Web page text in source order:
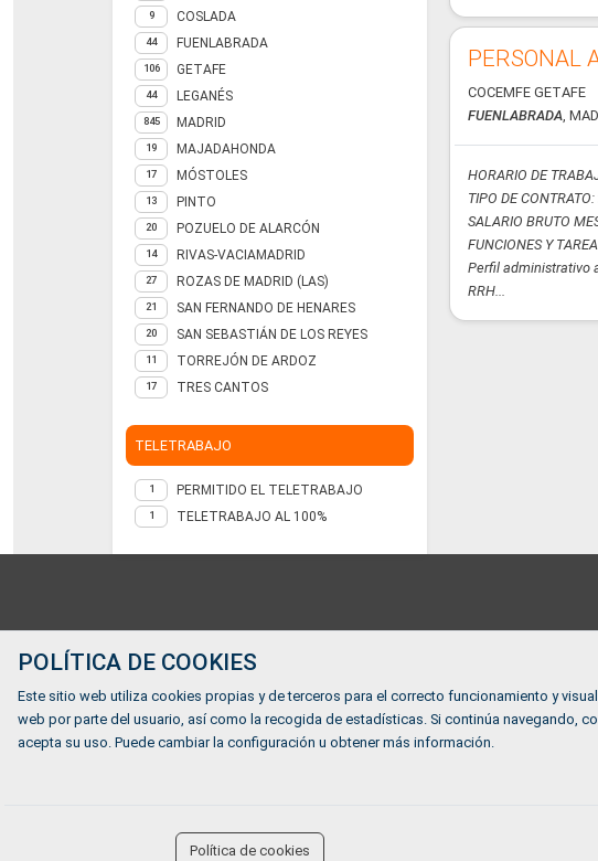
9 COSLADA
44 FUENLABRADA
106 GETAFE
44 LEGANÉS
845 MADRID
19 MAJADAHONDA
17 MÓSTOLES
13 PINTO
20 POZUELO DE ALARCÓN
14 RIVAS-VACIAMADRID
27 ROZAS DE MADRID (LAS)
21 SAN FERNANDO DE HENARES
20 SAN SEBASTIÁN DE LOS REYES
11 TORREJÓN DE ARDOZ
17 TRES CANTOS
TELETRABAJO
1 PERMITIDO EL TELETRABAJO
1 TELETRABAJO AL 100%
PERSONAL
COCEMFE GETAFE
FUENLABRADA,
HORARIO DE
TIPO DE
SALARIO BRUTO
FUNCIONES Y
Perfil administrativo
RRH...
Teléfono: 91 744 36 00;687989257
Dirección
Calle Luis Cabrera 63 Madrid 28002, MADRID, ESPAÑA
Ofertas de empleo
Formación
POLÍTICA DE COOKIES
Este sitio web utiliza cookies propias y de terceros para el correcto funcionamiento y
web por parte del usuario, así como la recogida de estadísticas. Si continúa navegando,
acepta su uso. Puede cambiar la configuración u obtener más información.
Política de cookies